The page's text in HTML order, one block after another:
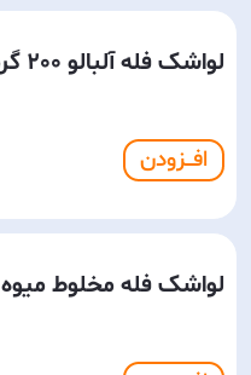
لواشک فله آلبالو 200 گرم
افـــزودن
لواشک فله مخلوط میوه 200 گرم